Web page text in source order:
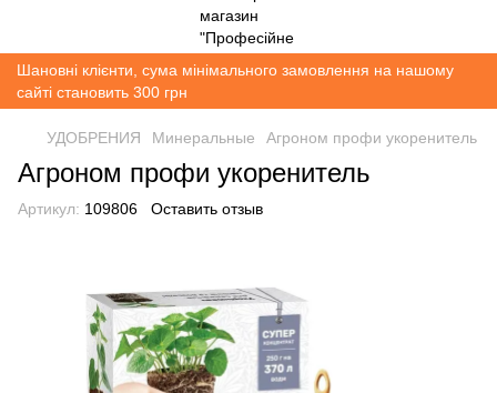
Шановні клієнти, сума мінімального замовлення на нашому
сайті становить 300 грн
УДОБРЕНИЯ Минеральные Агроном профи укоренитель
Агроном профи укоренитель
Артикул: 109806 Оставить отзыв